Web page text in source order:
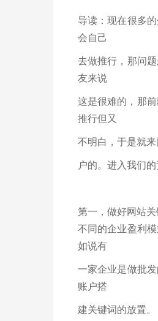
导读：现在很多
会自己
去做推行，那问
友来说
这是很难的，那
推行但又
不明白，于是就
户的。进入我们
第一，做好网站
不同的企业盈利
如说有
一家企业是做批
账户搭
建关键词的放置。